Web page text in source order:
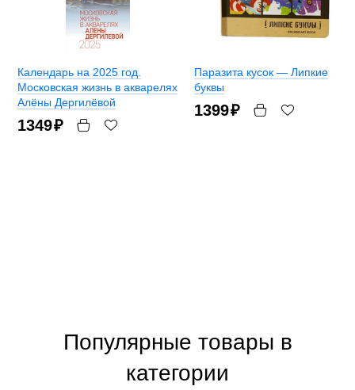
Календарь на 2025 год.
Московская жизнь в акварелях
Алёны Дергилёвой
1349₽
Паразита кусок — Липкие
буквы
1399₽
Популярные товары в
категории